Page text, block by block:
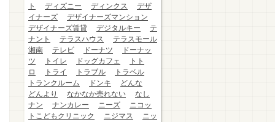
ト
ディズニー ディンクス
デザ
イナーズ
デザイナーズマンション
デザイナーズ賃貸
デジタルキー
テ
ナント
テラスハウス
テラスモール
湘南
テレビ ドーナツ
ドーナッ
ツ
トイレ ドッグカフェ
トト
ロ
トライ トラブル
トラベル
トランクルーム
ドンキ
どんな
どんより
なかなか売れない
なし
ナン
ナンカレー ニーズ
ニコッ
トこどもクリニック
ニジマス
ニッ